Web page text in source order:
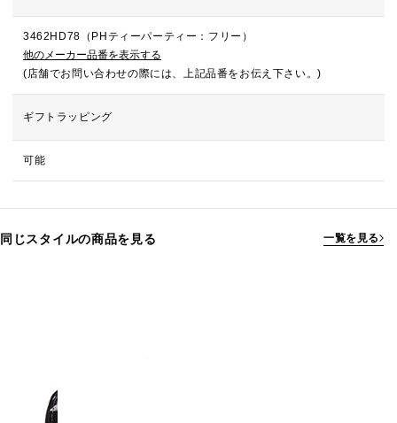
3462HD78（PHティーパーティー：フリー）
他のメーカー品番を表示する
(店舗でお問い合わせの際には、上記品番をお伝え下さい。)
ギフトラッピング
可能
同じスタイルの商品を見る 一覧を見る